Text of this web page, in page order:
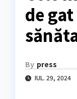
de
By press
IUL. 29, 2024